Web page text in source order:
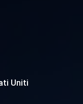
Uniti